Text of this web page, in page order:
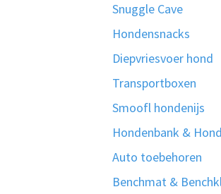
Snuggle Cave
Hondensnacks
Diepvriesvoer hond
Transportboxen
Smoofl hondenijs
Hondenbank &
Auto toebehoren
Benchmat &